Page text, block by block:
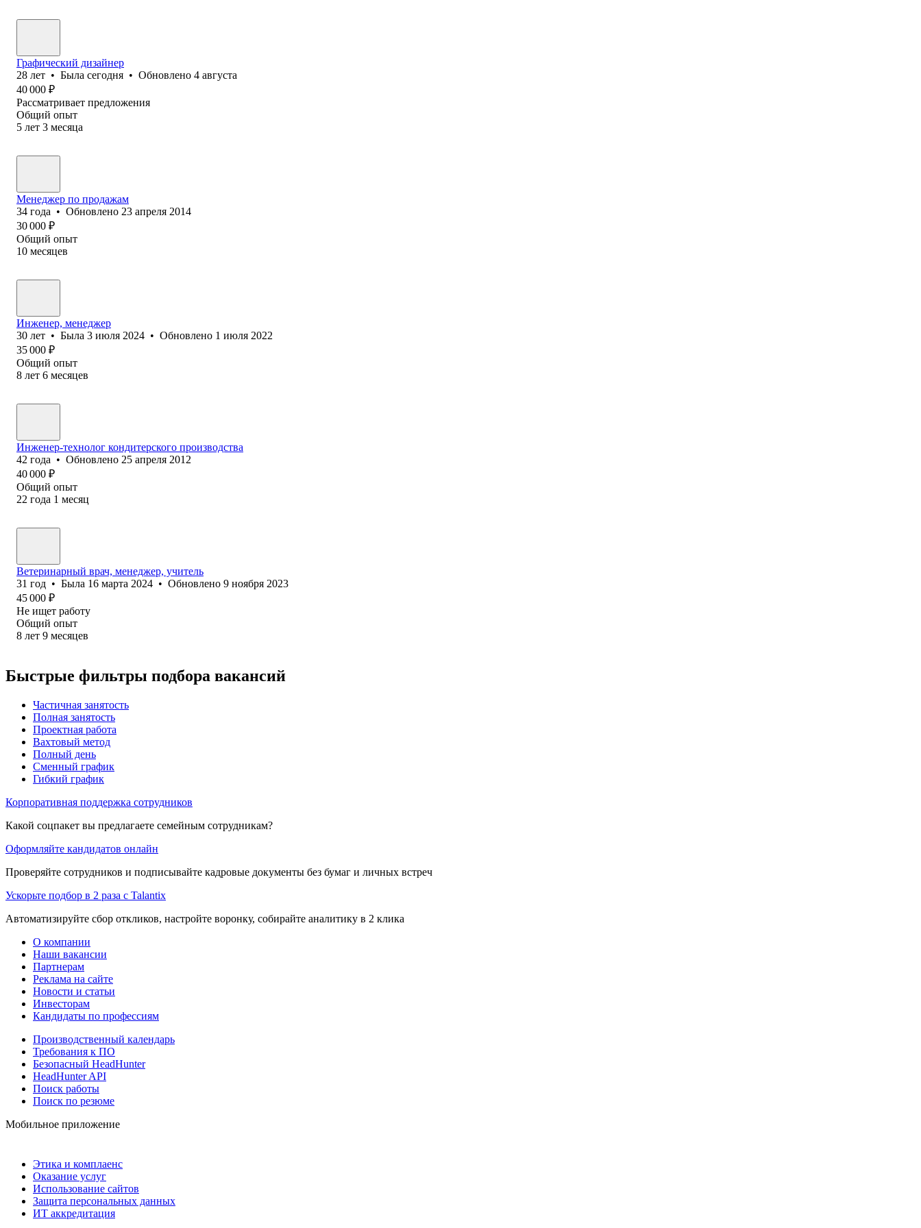
Графический дизайнер
28 лет • Была сегодня • Обновлено 4 августа
40 000 ₽
Рассматривает предложения
Общий опыт
5 лет 3 месяца
Менеджер по продажам
34 года • Обновлено 23 апреля 2014
30 000 ₽
Общий опыт
10 месяцев
Инженер, менеджер
30 лет • Была 3 июля 2024 • Обновлено 1 июля 2022
35 000 ₽
Общий опыт
8 лет 6 месяцев
Инженер-технолог кондитерского производства
42 года • Обновлено 25 апреля 2012
40 000 ₽
Общий опыт
22 года 1 месяц
Ветеринарный врач, менеджер, учитель
31 год • Была 16 марта 2024 • Обновлено 9 ноября 2023
45 000 ₽
Не ищет работу
Общий опыт
8 лет 9 месяцев
Быстрые фильтры подбора вакансий
Частичная занятость
Полная занятость
Проектная работа
Вахтовый метод
Полный день
Сменный график
Гибкий график
Корпоративная поддержка сотрудников
Какой соцпакет вы предлагаете семейным сотрудникам?
Оформляйте кандидатов онлайн
Проверяйте сотрудников и подписывайте кадровые документы без бумаг и личных встреч
Ускорьте подбор в 2 раза с Talantix
Автоматизируйте сбор откликов, настройте воронку, собирайте аналитику в 2 клика
О компании
Наши вакансии
Партнерам
Реклама на сайте
Новости и статьи
Инвесторам
Кандидаты по профессиям
Производственный календарь
Требования к ПО
Безопасный HeadHunter
HeadHunter API
Поиск работы
Поиск по резюме
Мобильное приложение
Этика и комплаенс
Оказание услуг
Использование сайтов
Защита персональных данных
ИТ аккредитация